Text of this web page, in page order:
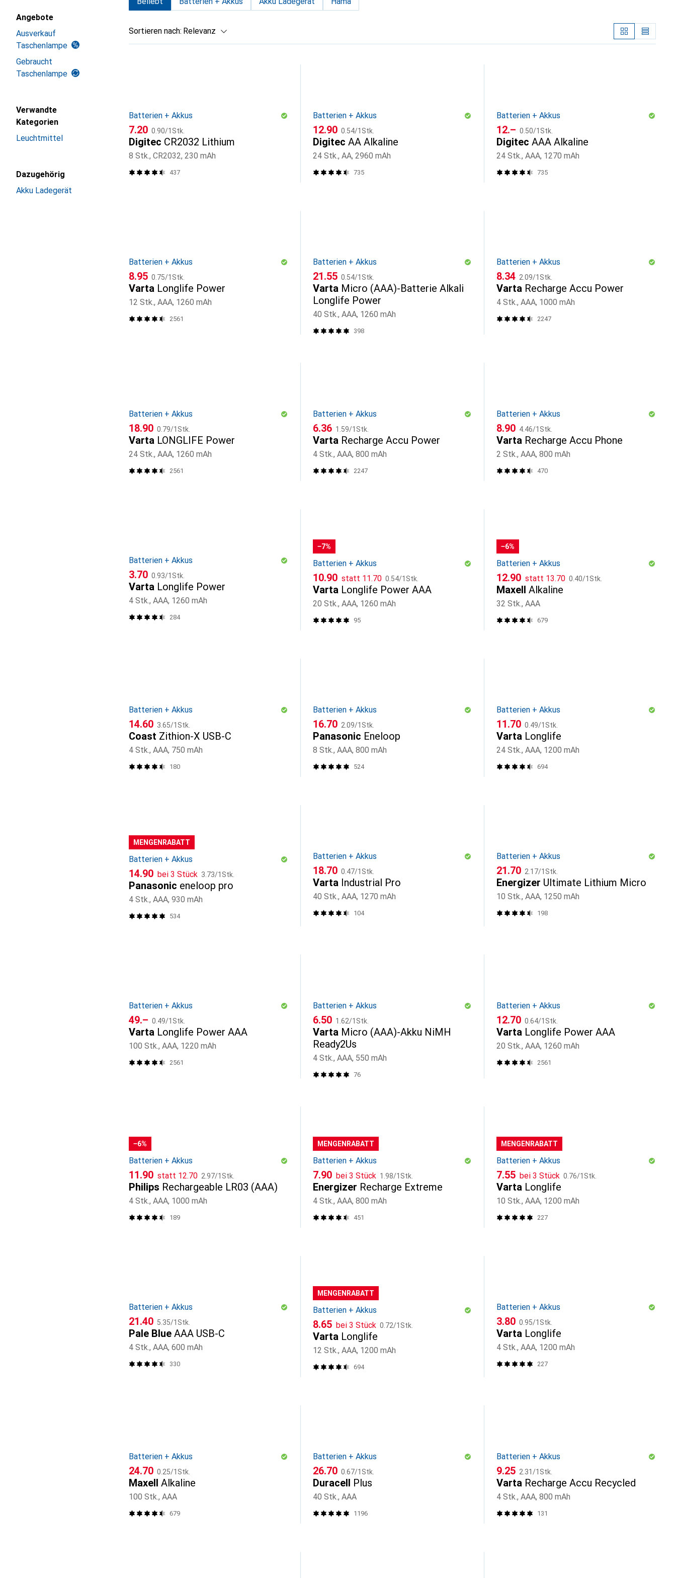
Angebote
Ausverkauf
Taschenlampe
Gebraucht
Taschenlampe
Verwandte
Kategorien
Leuchtmittel
Dazugehörig
Akku Ladegerät
Sortieren nach: Relevanz
Batterien + Akkus
CHF
7.20 CHF
0.90/1Stk.
Digitec CR2032 Lithium
8 Stk., CR2032, 230 mAh
437
Batterien + Akkus
CHF
12.90 CHF
0.54/1Stk.
Digitec AA Alkaline
24 Stk., AA, 2960 mAh
735
Batterien + Akkus
CHF
12.– CHF
0.50/1Stk.
Digitec AAA Alkaline
24 Stk., AAA, 1270 mAh
735
Batterien + Akkus
CHF
8.95 CHF
0.75/1Stk.
Varta Longlife Power
12 Stk., AAA, 1260 mAh
2561
Batterien + Akkus
CHF
21.55 CHF
0.54/1Stk.
Varta Micro (AAA)-Batterie Alkali
Longlife Power
40 Stk., AAA, 1260 mAh
398
Batterien + Akkus
CHF
8.34 CHF
2.09/1Stk.
Varta Recharge Accu Power
4 Stk., AAA, 1000 mAh
2247
Batterien + Akkus
CHF
18.90 CHF
0.79/1Stk.
Varta LONGLIFE Power
24 Stk., AAA, 1260 mAh
2561
Batterien + Akkus
CHF
6.36 CHF
1.59/1Stk.
Varta Recharge Accu Power
4 Stk., AAA, 800 mAh
2247
Batterien + Akkus
CHF
8.90 CHF
4.46/1Stk.
Varta Recharge Accu Phone
2 Stk., AAA, 800 mAh
470
Batterien + Akkus
CHF
3.70 CHF
0.93/1Stk.
Varta Longlife Power
4 Stk., AAA, 1260 mAh
284
−7%
Batterien + Akkus
CHF
10.90 statt CHF
11.70 CHF
0.54/1Stk.
Varta Longlife Power AAA
20 Stk., AAA, 1260 mAh
95
−6%
Batterien + Akkus
CHF
12.90 statt CHF
13.70 CHF
0.40/1Stk.
Maxell Alkaline
32 Stk., AAA
679
Batterien + Akkus
CHF
14.60 CHF
3.65/1Stk.
Coast Zithion-X USB-C
4 Stk., AAA, 750 mAh
180
Batterien + Akkus
CHF
16.70 CHF
2.09/1Stk.
Panasonic Eneloop
8 Stk., AAA, 800 mAh
524
Batterien + Akkus
CHF
11.70 CHF
0.49/1Stk.
Varta Longlife
24 Stk., AAA, 1200 mAh
694
MENGENRABATT
Batterien + Akkus
CHF
14.90 bei 3 Stück CHF
3.73/1Stk.
Panasonic eneloop pro
4 Stk., AAA, 930 mAh
534
Batterien + Akkus
CHF
18.70 CHF
0.47/1Stk.
Varta Industrial Pro
40 Stk., AAA, 1270 mAh
104
Batterien + Akkus
CHF
21.70 CHF
2.17/1Stk.
Energizer Ultimate Lithium Micro
10 Stk., AAA, 1250 mAh
198
Batterien + Akkus
CHF
49.– CHF
0.49/1Stk.
Varta Longlife Power AAA
100 Stk., AAA, 1220 mAh
2561
Batterien + Akkus
CHF
6.50 CHF
1.62/1Stk.
Varta Micro (AAA)-Akku NiMH
Ready2Us
4 Stk., AAA, 550 mAh
76
Batterien + Akkus
CHF
12.70 CHF
0.64/1Stk.
Varta Longlife Power AAA
20 Stk., AAA, 1260 mAh
2561
−6%
Batterien + Akkus
CHF
11.90 statt CHF
12.70 CHF
2.97/1Stk.
Philips Rechargeable LR03 (AAA)
4 Stk., AAA, 1000 mAh
189
MENGENRABATT
Batterien + Akkus
CHF
7.90 bei 3 Stück CHF
1.98/1Stk.
Energizer Recharge Extreme
4 Stk., AAA, 800 mAh
451
MENGENRABATT
Batterien + Akkus
CHF
7.55 bei 3 Stück CHF
0.76/1Stk.
Varta Longlife
10 Stk., AAA, 1200 mAh
227
Batterien + Akkus
CHF
21.40 CHF
5.35/1Stk.
Pale Blue AAA USB-C
4 Stk., AAA, 600 mAh
330
MENGENRABATT
Batterien + Akkus
CHF
8.65 bei 3 Stück CHF
0.72/1Stk.
Varta Longlife
12 Stk., AAA, 1200 mAh
694
Batterien + Akkus
CHF
3.80 CHF
0.95/1Stk.
Varta Longlife
4 Stk., AAA, 1200 mAh
227
Batterien + Akkus
CHF
24.70 CHF
0.25/1Stk.
Maxell Alkaline
100 Stk., AAA
679
Batterien + Akkus
CHF
26.70 CHF
0.67/1Stk.
Duracell Plus
40 Stk., AAA
1196
Batterien + Akkus
CHF
9.25 CHF
2.31/1Stk.
Varta Recharge Accu Recycled
4 Stk., AAA, 800 mAh
131